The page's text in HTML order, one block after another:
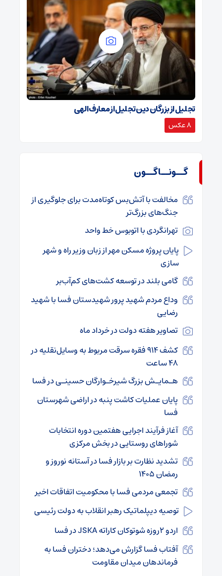
تجلیل از بزرگان دین تجلیل از معارف الهی
8 عکس
گــونــاگــون
مخالفت با آتش‌بس کوتاه‌مدت برای جلوگیری از
جنگ‌های بزرگ‌تر
تهرانگردی با اتوبوس خط واحد
پایان پروژه مسکن مهر از زبان وزیر راه و شهر
سازی
گامی بلند در توسعه کشت‌های کم‌آب‌بر
وداع مردم شهید پرور شهیدستان فسا با شهید
رضایی
تصاویر هفته دولت در خرداد ماه
کشف ۹۱۴ فقره سرقت مربوط به وسایل‌نقلیه در
۴۸ ساعت
هـمایـش بزرگ شیرخـوارگان حسینـی در فسا
پایان عملیات کاشت پنبه در اراضی شهرستان
فسا
آغاز فرآیند اجرایی هفتمین دوره انتخابات
شوراهای روستایی در بخش مرکزی
تشدید نظارت بر بازار فسا در آستانه نوروز و
رمضان ۱۴۰۵
تجمعی مردمی فسا با محکومیت اتفاقات اخیر
توصیه دیپلماتیک رهبر انقلاب به دولت رئیسی
اردو ۲روزه شوتوکان کاراته JSKA در فسا
آفتاب فسا گزارش می‌دهد؛ دختران فسا به
فرماندهان میدان مقاومت